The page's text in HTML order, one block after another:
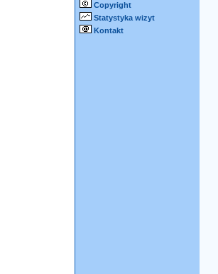
Copyright
Statystyka wizyt
Kontakt